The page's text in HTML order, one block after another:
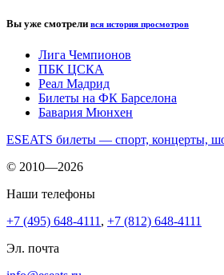
Вы уже смотрели вся история просмотров
Лига Чемпионов
ПБК ЦСКА
Реал Мадрид
Билеты на ФК Барселона
Бавария Мюнхен
ESEATS билеты — спорт, концерты,
© 2010—2026
Наши телефоны
+7 (495) 648-4111 , +7 (812) 648-4111
Эл. почта